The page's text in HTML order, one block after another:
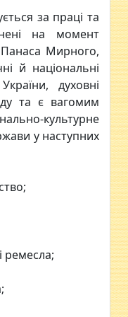
за праці та
на момент
Панаса Мирного,
й національні
духовні
та є вагомим
культурне
у наступних
ремесла;